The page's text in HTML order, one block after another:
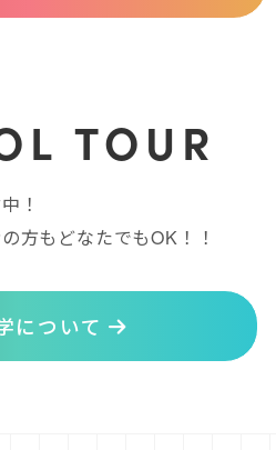
TOUR
！
方もどなたでもOK！！
について